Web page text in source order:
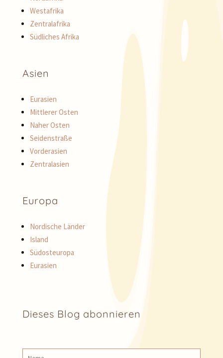
Westafrika
Zentralafrika
Südliches Afrika
Asien
Eurasien
Mittlerer Osten
Naher Osten
Seidenstraße
Vorderasien
Zentralasien
Europa
Nordische Länder
Island
Südosteuropa
Eurasien
Dieses Blog abonnieren